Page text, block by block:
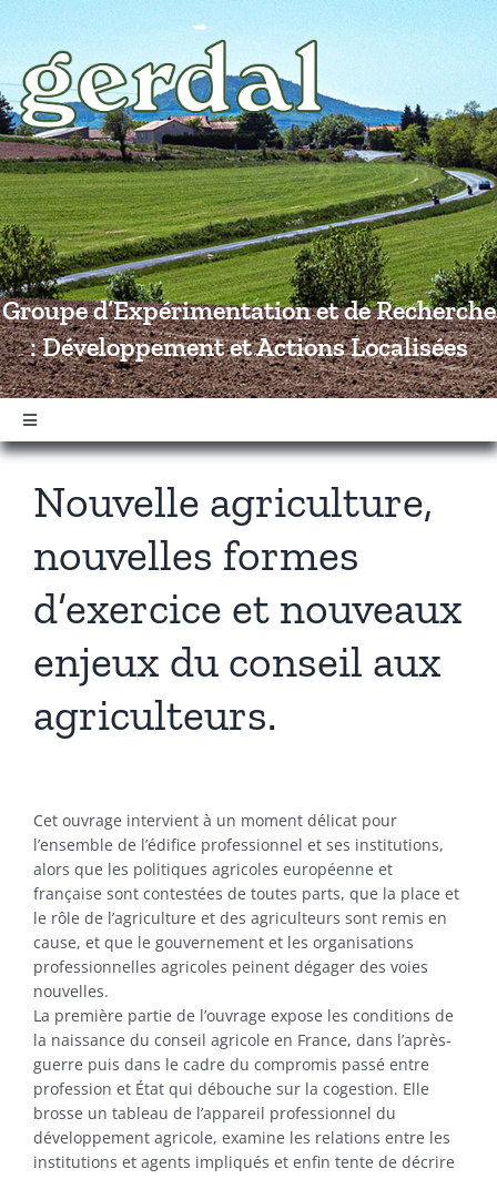
contenu
Groupe d’Expérimentation et de Recherche
: Développement et Actions Localisées
Navigation
à
Présentation
Actualités
Recherches & Activités
Travaux & Publications
Nouvelle agriculture,
nouvelles formes
d’exercice et nouveaux
enjeux du conseil aux
agriculteurs.
Cet ouvrage intervient à un moment délicat pour
l’ensemble de l’édifice professionnel et ses institutions,
alors que les politiques agricoles européenne et
française sont contestées de toutes parts, que la place et
le rôle de l’agriculture et des agriculteurs sont remis en
cause, et que le gouvernement et les organisations
professionnelles agricoles peinent dégager des voies
nouvelles.
La première partie de l’ouvrage expose les conditions de
la naissance du conseil agricole en France, dans l’après-
guerre puis dans le cadre du compromis passé entre
profession et État qui débouche sur la cogestion. Elle
brosse un tableau de l’appareil professionnel du
développement agricole, examine les relations entre les
institutions et agents impliqués et enfin tente de décrire